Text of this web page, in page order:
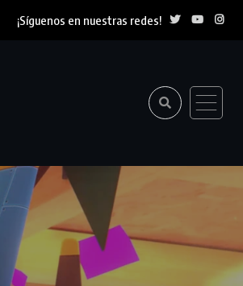
¡Síguenos en nuestras redes!